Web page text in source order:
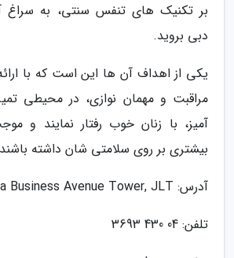
بر تکنیک های تنفس سنتی، به سراغ
دبی بروید.
یکی از اهداف آن ها این است که با
مراقبت و مهمان نوازی، در محیطی
آمیز، با زنان خوب رفتار نمایند و
بیشتری بر روی سلامتی شان داشته
آدرس: Mazaya Business Avenue Tower, JLT
تلفن: 04 430 3693